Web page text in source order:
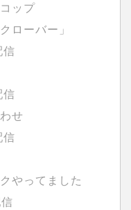
ップ
ローバー」
せ
やってました